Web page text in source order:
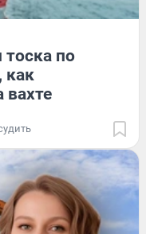
тоска по
как
вахте